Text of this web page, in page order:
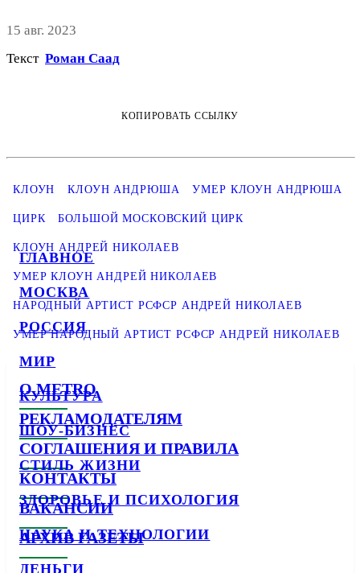
ГЛАВНОЕ
МОСКВА
РОССИЯ
МИР
КУЛЬТУРА
ШОУ-БИЗНЕС
СТИЛЬ ЖИЗНИ
ЗДОРОВЬЕ И ПСИХОЛОГИЯ
НАУКА И ТЕХНОЛОГИИ
ДЕНЬГИ
15 авг. 2023
Текст Роман Саад
КОПИРОВАТЬ ССЫЛКУ
КЛОУН КЛОУН АНДРЮША УМЕР КЛОУН АНДРЮША
ЦИРК БОЛЬШОЙ МОСКОВСКИЙ ЦИРК
КЛОУН АНДРЕЙ НИКОЛАЕВ
УМЕР КЛОУН АНДРЕЙ НИКОЛАЕВ
НАРОДНЫЙ АРТИСТ РСФСР АНДРЕЙ НИКОЛАЕВ
УМЕР НАРОДНЫЙ АРТИСТ РСФСР АНДРЕЙ НИКОЛАЕВ
О METRO
РЕКЛАМОДАТЕЛЯМ
СОГЛАШЕНИЯ И ПРАВИЛА
КОНТАКТЫ
ВАКАНСИИ
АРХИВ ГАЗЕТЫ